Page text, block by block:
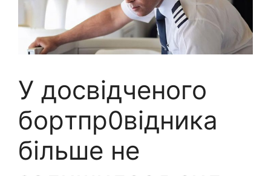
У досвідченого
боpтпр0відника
більше не